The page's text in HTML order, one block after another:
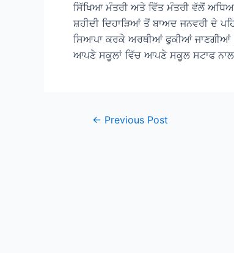
ਸਿੱਖਿਆ ਮੰਤਰੀ ਅਤੇ ਵਿੱਤ ਮੰਤਰੀ ਵੱਲੋਂ
ਸ਼ਹੀਦੀ ਦਿਹਾੜਿਆਂ ਤੋਂ ਬਾਅਦ ਜਨਵਰੀ ਦੇ
ਸਿਆਪਾ ਕਰਕੇ ਅਰਥੀਆਂ ਫੁਕੀਆਂ ਜਾਣਗੀਆਂ
ਆਪਣੇ ਸਕੂਲਾਂ ਵਿੱਚ ਆਪਣੇ ਸਕੂਲ ਸਟਾਫ ਨਾਲ
Post← Previous Post